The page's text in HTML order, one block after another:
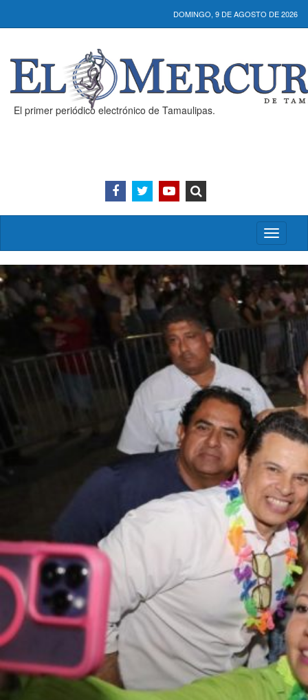
DOMINGO, 9 DE AGOSTO DE 2026
El primer periódico electrónico de Tamaulipas.
Activar/
menú